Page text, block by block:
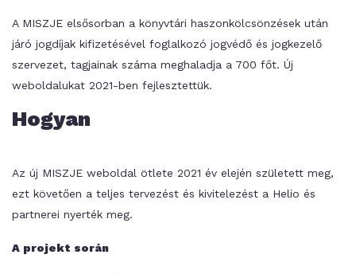
A MISZJE elsősorban a könyvtári haszonkölcsönzések után
járó jogdíjak kifizetésével foglalkozó jogvédő és jogkezelő
szervezet, tagjainak száma meghaladja a 700 főt. Új
weboldalukat 2021-ben fejlesztettük.
Hogyan
Az új MISZJE weboldal ötlete 2021 év elején született meg,
ezt követően a teljes tervezést és kivitelezést a Helio és
partnerei nyerték meg.
A projekt során